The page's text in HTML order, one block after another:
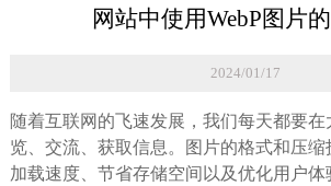
网站中使用WebP图片
2024/01/17
随着互联网的飞速发展，我们每天都要在
览、交流、获取信息。图片的格式和压
加载速度、节省存储空间以及优化用户体